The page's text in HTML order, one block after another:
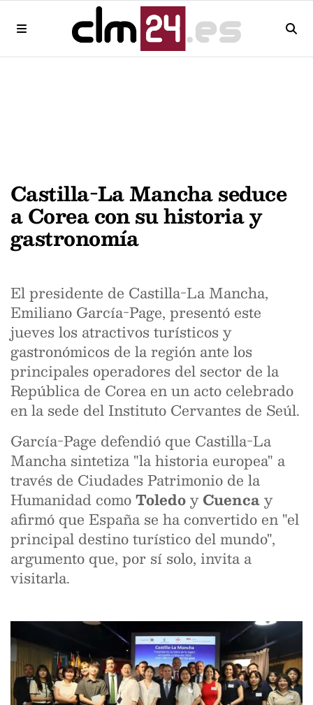
Castilla-La Mancha seduce
a Corea con su historia y
gastronomía
El presidente de Castilla-La Mancha,
Emiliano García-Page, presentó este
jueves los atractivos turísticos y
gastronómicos de la región ante los
principales operadores del sector de la
República de Corea en un acto celebrado
en la sede del Instituto Cervantes de Seúl.
García-Page defendió que Castilla-La
Mancha sintetiza "la historia europea" a
través de Ciudades Patrimonio de la
Humanidad comoToledoyCuencay
afirmó que España se ha convertido en "el
principal destino turístico del mundo",
argumento que, por sí solo, invita a
visitarla.